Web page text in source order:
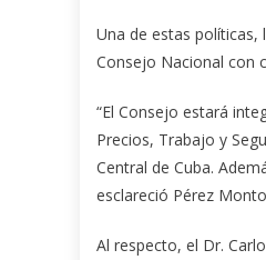
Una de estas políticas,
Consejo Nacional con
“El Consejo estará
Precios, Trabajo y
Central de Cuba.
esclareció Pérez
Al respecto, el Dr.